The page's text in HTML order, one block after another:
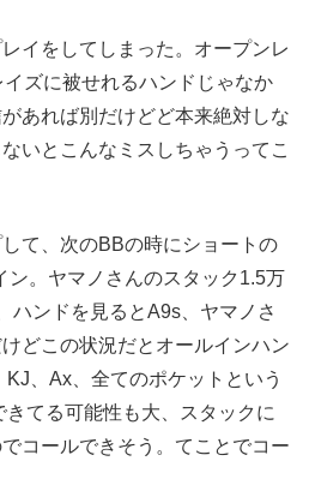
イをしてしまった。オープンレ
ズに被せれるハンドじゃなか
あれば別だけどど本来絶対しな
いとこんなミスしちゃうってこ
て、次のBBの時にショートの
ン。ヤマノさんのスタック1.5万
ハンドを見るとA9s、ヤマノさ
どこの状況だとオールインハン
KJ、Ax、全てのポケットという
てる可能性も大、スタックに
コールできそう。てことでコー